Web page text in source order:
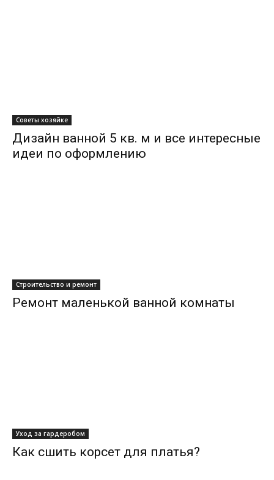
Советы хозяйке
Дизайн ванной 5 кв. м и все интересные
идеи по оформлению
Строительство и ремонт
Ремонт маленькой ванной комнаты
Уход за гардеробом
Как сшить корсет для платья?